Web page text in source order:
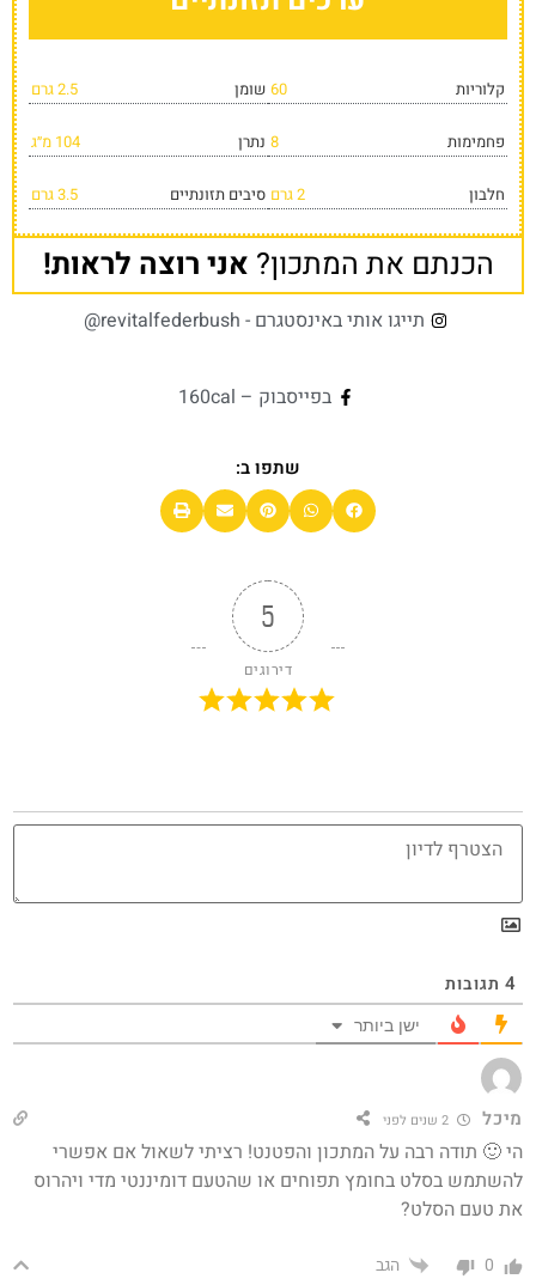
קלוריות 60
פחמימות 8
חלבון 2 גרם
שומן 2.5 גרם
נתרן 104 מ״ג
סיבים תזונתיים 3.5 גרם
הכנתם את המתכון? אני רוצה לראות!
תייגו אותי באינסטגרם - revitalfederbush@
בפייסבוק – 160cal
שתפו ב:
5
דירוגים
4 תגובות
ישן ביותר
מיכל
הי 🙂 תודה רבה על המתכון והפטנט! רציתי לשאול אם אפשרי
להשתמש בסלט בחומץ תפוחים או שהטעם דומיננטי מדי ויהרוס
את טעם הסלט?
0 הגב